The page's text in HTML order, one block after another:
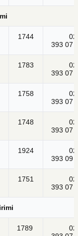
1744
393 07
1783
393 07
1758
393 07
1748
393 07
1924
393 09
1751
393 07
1789